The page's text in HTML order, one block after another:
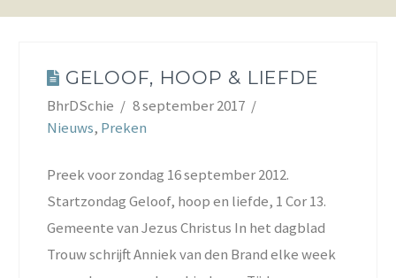
GELOOF, HOOP & LIEFDE
BhrDSchie
8 september 2017
Nieuws, Preken
Preek voor zondag 16 september 2012.
Startzondag Geloof, hoop en liefde, 1 Cor 13.
Gemeente van Jezus Christus In het dagblad
Trouw schrijft Anniek van den Brand elke week